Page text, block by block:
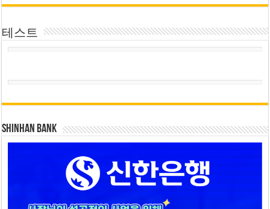
테스트
SHINHAN BANK